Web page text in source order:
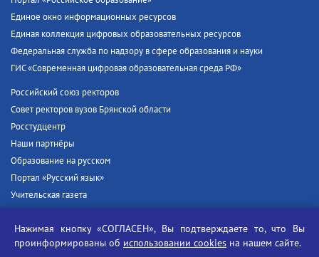
Единое окно информационных ресурсов
Единая коллекция цифровых образовательных ресурсов
Федеральная служба по надзору в сфере образования и науки
ГИС «Современная цифровая образовательная среда РФ»
Российский союз ректоров
Совет ректоров вузов Брянской области
Росстудцентр
Наши партнёры
Образование на русском
Портал «Русский язык»
Учительская газета
Единый портал государственных услуг
Нажимая кнопку «СОГЛАСЕН», Вы подтверждаете то, что Вы
проинформированы об использовании cookies на нашем сайте.